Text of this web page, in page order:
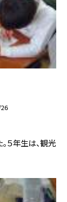
５年生は、観光